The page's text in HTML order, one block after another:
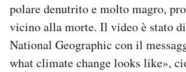
Newsletter
Notifiche mobile
Regala il Post
polare denutrito e molto magro,
vicino alla morte. Il video è stato
National Geographic con il
what climate change looks like»,